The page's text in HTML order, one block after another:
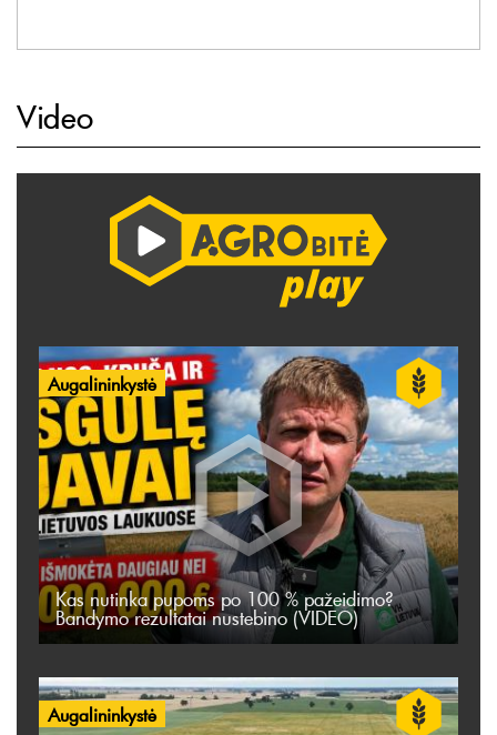
Video
Augalininkystė
Kas nutinka pupoms po 100 % pažeidimo?
Bandymo rezultatai nustebino (VIDEO)
Augalininkystė